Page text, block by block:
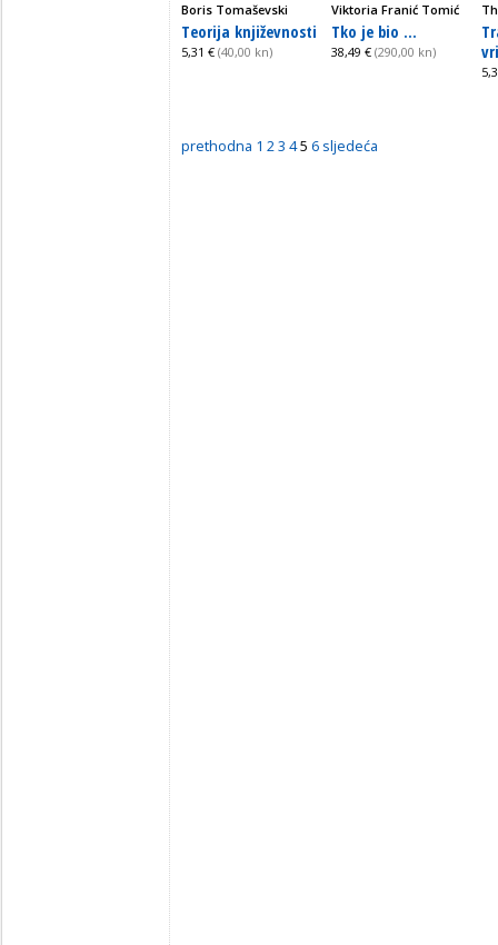
Boris Tomaševski
Teorija književnosti
5,31 € (40,00 kn)
Viktoria Franić Tomić
Tko je bio ...
38,49 € (290,00 kn)
prethodna 1 23 45 6 sljedeća